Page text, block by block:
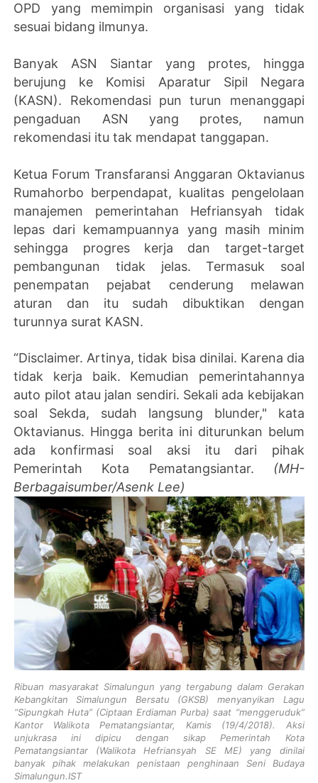
OPD yang memimpin organisasi yang tidak
sesuai bidang ilmunya.
Banyak ASN Siantar yang protes, hingga
berujung ke Komisi Aparatur Sipil Negara
(KASN). Rekomendasi pun turun menanggapi
pengaduan ASN yang protes, namun
rekomendasi itu tak mendapat tanggapan.
Ketua Forum Transfaransi Anggaran Oktavianus
Rumahorbo berpendapat, kualitas pengelolaan
manajemen pemerintahan Hefriansyah tidak
lepas dari kemampuannya yang masih minim
sehingga progres kerja dan target-target
pembangunan tidak jelas. Termasuk soal
penempatan pejabat cenderung melawan
aturan dan itu sudah dibuktikan dengan
turunnya surat KASN.
“Disclaimer. Artinya, tidak bisa dinilai. Karena dia
tidak kerja baik. Kemudian pemerintahannya
auto pilot atau jalan sendiri. Sekali ada kebijakan
soal Sekda, sudah langsung blunder," kata
Oktavianus. Hingga berita ini diturunkan belum
ada konfirmasi soal aksi itu dari pihak
Pemerintah Kota Pematangsiantar.
(MH-
Berbagaisumber/Asenk Lee)
Ribuan masyarakat Simalungun yang tergabung dalam Gerakan
Kebangkitan Simalungun Bersatu (GKSB) menyanyikan Lagu
“Sipungkah Huta” (Ciptaan Erdiaman Purba) saat “menggeruduk”
Kantor Walikota Pematangsiantar, Kamis (19/4/2018). Aksi
unjukrasa ini dipicu dengan sikap Pemerintah Kota
Pematangsiantar (Walikota Hefriansyah SE ME) yang dinilai
banyak pihak melakukan penistaan penghinaan Seni Budaya
Simalungun.IST